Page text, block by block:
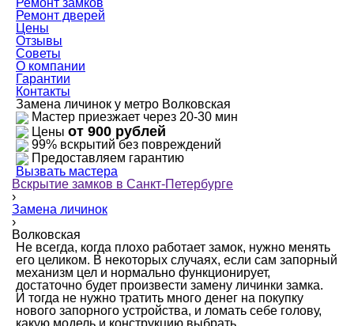
Ремонт дверей
Цены
Отзывы
Советы
О компании
Гарантии
Контакты
Замена личинок у метро Волковская
Мастер приезжает через 20-30 мин
Цены от 900 рублей
99% вскрытий без повреждений
Предоставляем гарантию
Вызвать мастера
Вскрытие замков в Санкт-Петербурге
›
Замена личинок
›
Волковская
Не всегда, когда плохо работает замок, нужно менять
его целиком. В некоторых случаях, если сам запорный
механизм цел и нормально функционирует,
достаточно будет произвести замену личинки замка.
И тогда не нужно тратить много денег на покупку
нового запорного устройства, и ломать себе голову,
какую модель и конструкцию выбрать.